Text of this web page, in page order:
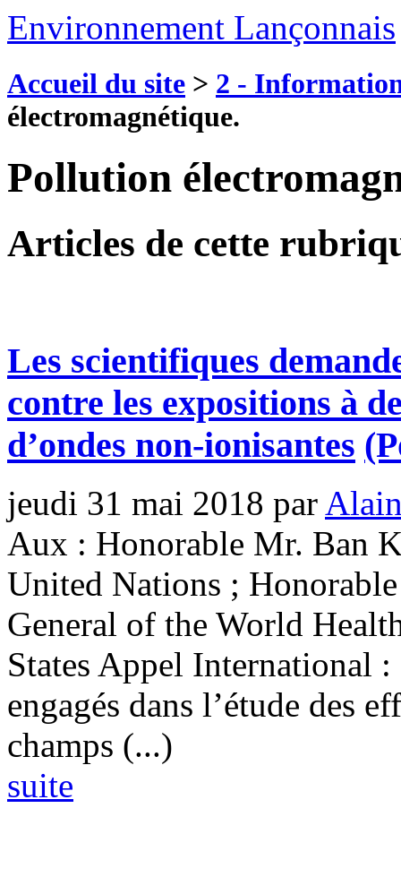
Environnement Lançonnais
Accueil du site > 2 -
électromagnétique.
Pollution
Articles de cette
Les scientifiques
contre les expositions à
d’ondes non-ionisantes
jeudi 31 mai 2018 par
Aux : Honorable Mr. Ban
United Nations ;
General of the World
States Appel International
engagés dans l’étude des
champs (...)
suite